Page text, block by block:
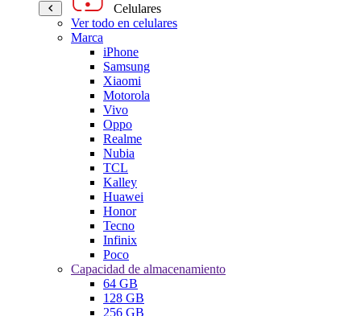
Celulares
Ver todo en celulares
Marca
iPhone
Samsung
Xiaomi
Motorola
Vivo
Oppo
Realme
Nubia
TCL
Kalley
Huawei
Honor
Tecno
Infinix
Poco
Capacidad de almacenamiento
64 GB
128 GB
256 GB